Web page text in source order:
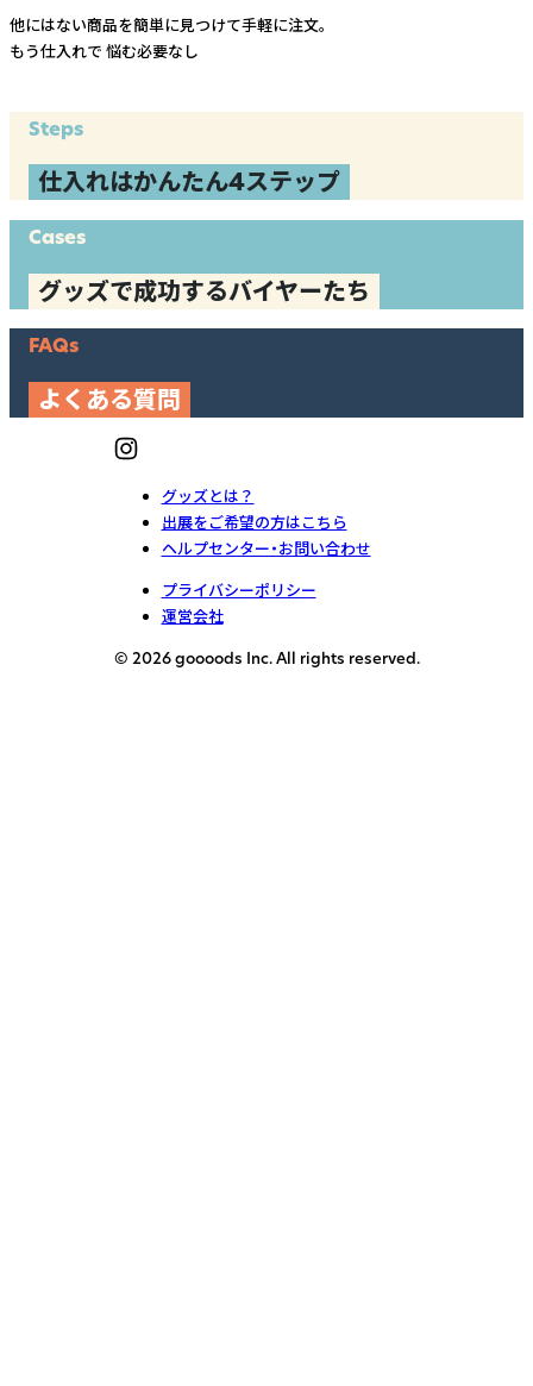
他にはない商品を簡単に見つけて手軽に注文。
もう仕入れで 悩む必要なし
Steps
仕入れはかんたん4ステップ
Cases
グッズで成功するバイヤーたち
FAQs
よくある質問
グッズとは？
出展をご希望の方はこちら
ヘルプセンター・お問い合わせ
プライバシーポリシー
運営会社
© 2026 goooods Inc. All rights reserved.